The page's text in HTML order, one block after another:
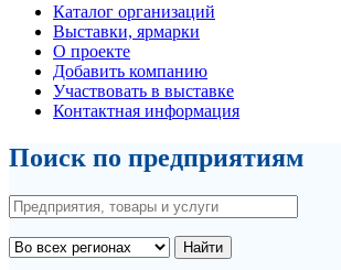
Каталог организаций
Выставки, ярмарки
О проекте
Добавить компанию
Участвовать в выставке
Контактная информация
Поиск по предприятиям
Найти